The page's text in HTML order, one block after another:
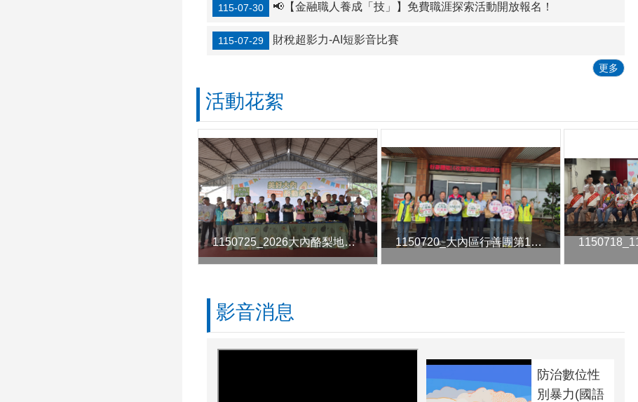
115-07-30 📢【金融職人養成「技」】免費職涯探索活動開放報名！
115-07-29 財稅超影力-AI短影音比賽
更多
活動花絮
1150725_2026大內酪梨地方產業文化活動 1150720_大內區行善團第14次到宅義剪關懷服務
影音消息
防治數位性
別暴力(國語